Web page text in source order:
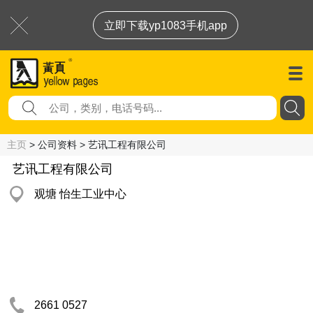
立即下载yp1083手机app
主页 > 公司资料 > 艺讯工程有限公司
艺讯工程有限公司
观塘 怡生工业中心
2661 0527